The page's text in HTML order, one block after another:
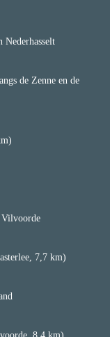
de Zenne en de
Vilvoorde
7,7 km)